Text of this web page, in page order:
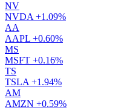
NV
NVDA +1.09%
AA
AAPL +0.60%
MS
MSFT +0.16%
TS
TSLA +1.94%
AM
AMZN +0.59%